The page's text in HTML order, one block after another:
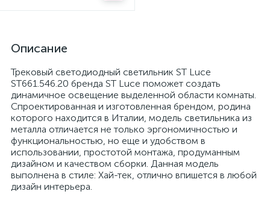
Описание
Трековый светодиодный светильник ST Luce
ST661.546.20 бренда ST Luce поможет создать
динамичное освещение выделенной области комнаты.
Спроектированная и изготовленная брендом, родина
которого находится в Италии, модель светильника из
металла отличается не только эргономичностью и
функциональностью, но еще и удобством в
использовании, простотой монтажа, продуманным
дизайном и качеством сборки. Данная модель
выполнена в стиле: Хай-тек, отлично впишется в любой
дизайн интерьера.